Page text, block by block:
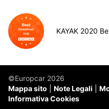
KAYAK 2020
©Europcar 2026
Mappa sito
Note Legali
Informativa Cookies